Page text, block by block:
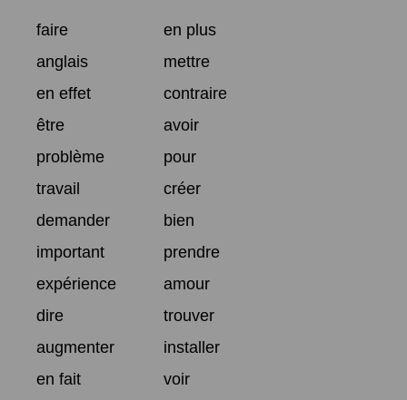
faire
en plus
anglais
mettre
en effet
contraire
être
avoir
problème
pour
travail
créer
demander
bien
important
prendre
expérience
amour
dire
trouver
augmenter
installer
en fait
voir